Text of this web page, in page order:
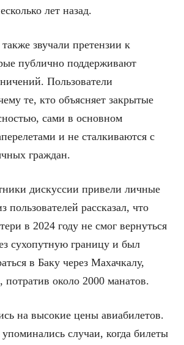
лет назад.
звучали претензии к
публично поддерживают
Пользователи
те, кто объясняет закрытые
сами в основном
и не сталкиваются с
граждан.
дискуссии привели личные
пользователей рассказал, что
в 2024 году не смог вернуться
сухопутную границу и был
в Баку через Махачкалу,
около 2000 манатов.
на высокие цены авиабилетов.
случаи, когда билеты